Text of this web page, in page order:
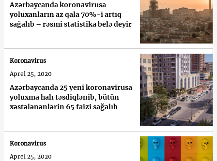
Azərbaycanda koronavirusa
yoluxanların az qala 70%-i artıq
sağalıb – rəsmi statistika belə deyir
Azərbaycanda 25 yeni koronavirusa
yoluxma halı təsdiqlənib, bütün
xəstələnənlərin 65 faizi sağalıb
Koronavirus
Aprel 25, 2020
Koronavirus
Aprel 25, 2020